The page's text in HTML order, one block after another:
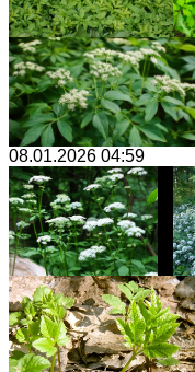
08.01.2026 04:59